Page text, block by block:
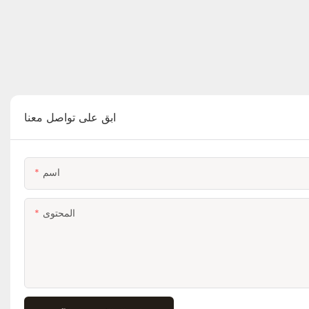
ابق على تواصل معنا
اسم
المحتوى